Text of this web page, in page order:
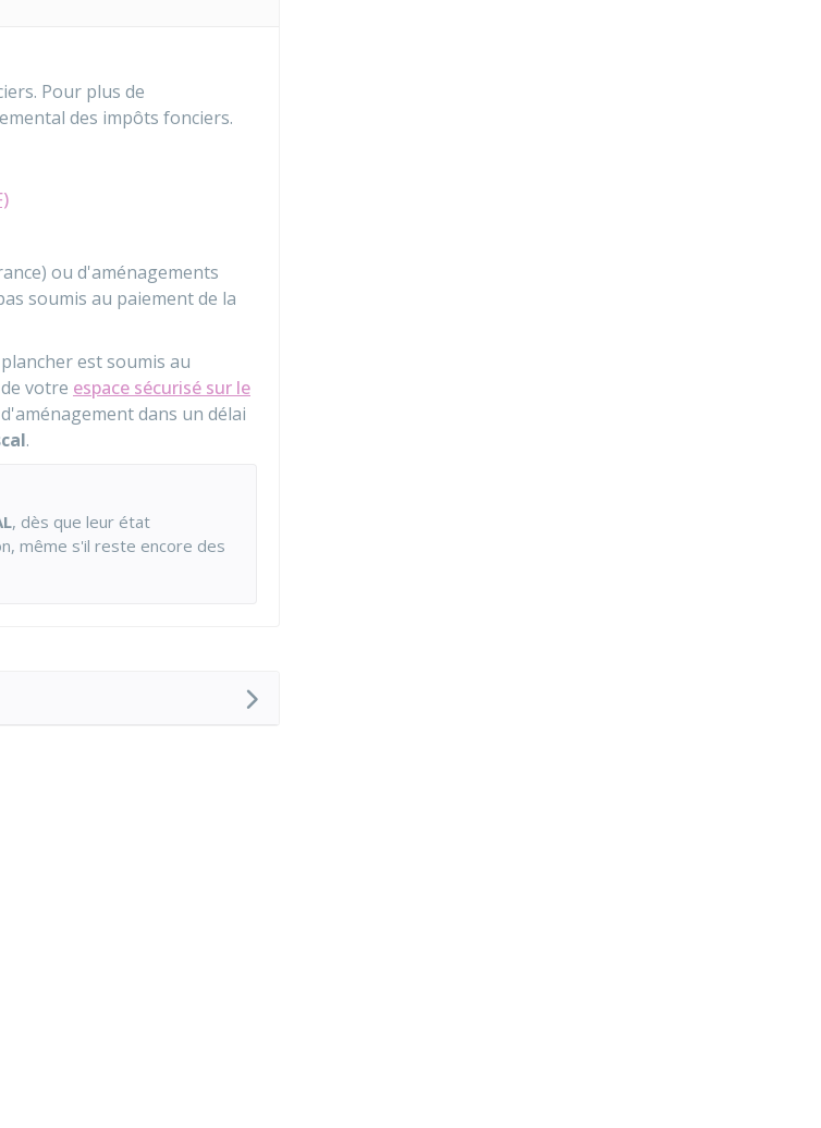
Pour plus de
des impôts fonciers.
ou d'aménagements
soumis au paiement de la
est soumis au
votre espace sécurisé sur le
dans un délai
.
, dès que leur état
même s'il reste encore des